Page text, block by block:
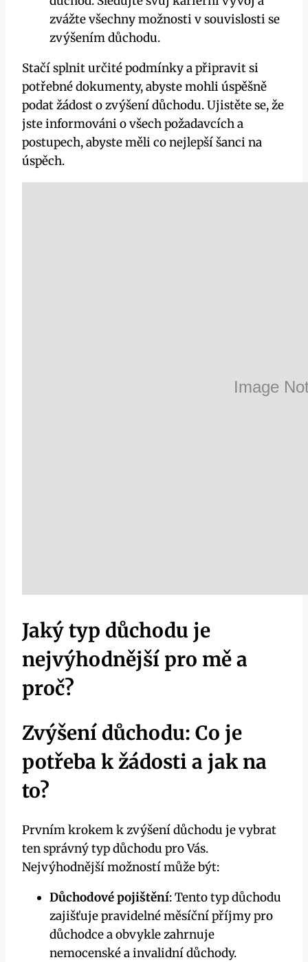
zvážte všechny možnosti v souvislosti se
zvýšením důchodu.
Stačí splnit určité podmínky a připravit si
potřebné dokumenty, abyste mohli úspěšně
podat žádost o zvýšení důchodu. Ujistěte se, že
jste informováni o všech požadavcích a
postupech, abyste měli co nejlepší šanci na
úspěch.
Jaký typ důchodu je
nejvýhodnější pro mě a
proč?
Zvýšení důchodu: Co je
potřeba k žádosti a jak na
to?
Prvním krokem k zvýšení důchodu je vybrat
ten správný typ důchodu pro Vás.
Nejvýhodnější možností může být:
Důchodové pojištění: Tento typ důchodu
zajišťuje pravidelné měsíční příjmy pro
důchodce a obvykle zahrnuje
nemocenské a invalidní důchody.